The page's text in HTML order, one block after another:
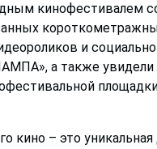
кинофестивалем
и
а также увидели
кино – это уникальная